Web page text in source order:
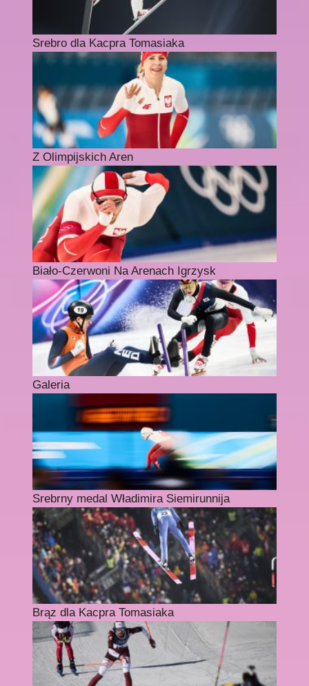
Srebro dla Kacpra Tomasiaka
Z Olimpijskich Aren
Biało-Czerwoni Na Arenach Igrzysk
Galeria
Srebrny medal Władimira Siemirunnija
Brąz dla Kacpra Tomasiaka